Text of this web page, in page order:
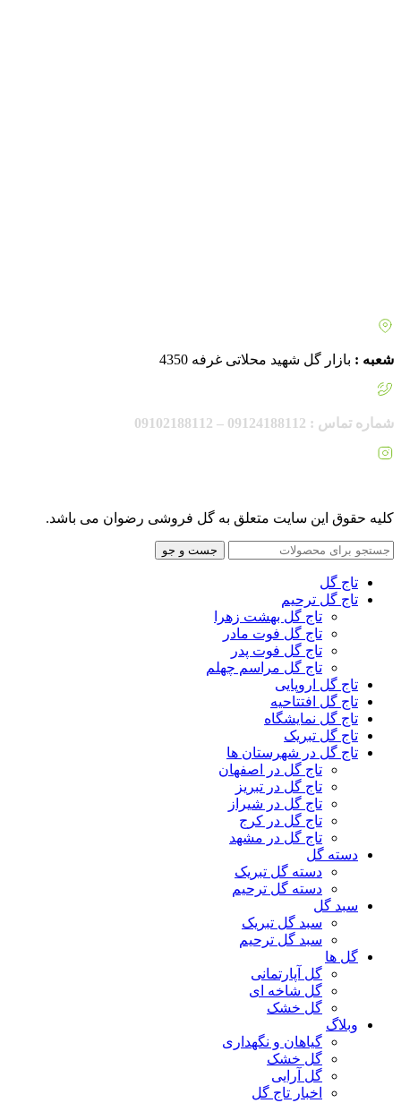
شعبه : بازار گل شهید محلاتی غرفه 4350
شماره تماس : 09124188112 – 09102188112
کلیه حقوق این سایت متعلق به گل فروشی رضوان می باشد.
جست و جو
تاج گل
تاج گل ترحیم
تاج گل بهشت زهرا
تاج گل فوت مادر
تاج گل فوت پدر
تاج گل مراسم چهلم
تاج گل اروپایی
تاج گل افتتاحیه
تاج گل نمایشگاه
تاج گل تبریک
تاج گل در شهرستان ها
تاج گل در اصفهان
تاج گل در تبریز
تاج گل در شیراز
تاج گل در کرج
تاج گل در مشهد
دسته گل
دسته گل تبریک
دسته گل ترحیم
سبد گل
سبد گل تبریک
سبد گل ترحیم
گل ها
گل آپارتمانی
گل شاخه ای
گل خشک
وبلاگ
گیاهان و نگهداری
گل خشک
گل آرایی
اخبار تاج گل